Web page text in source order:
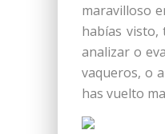
maravilloso
habías visto,
analizar o
vaqueros, o
has vuelto